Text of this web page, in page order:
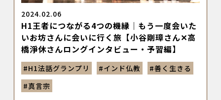
2024.02.06
H1王者につながる4つの機縁｜もう一度会いた
いお坊さんに会いに行く旅【小谷剛璋さん✕高
橋淨休さんロングインタビュー・予習編】
#H1法話グランプリ #インド仏教 #善く生きる
#真言宗